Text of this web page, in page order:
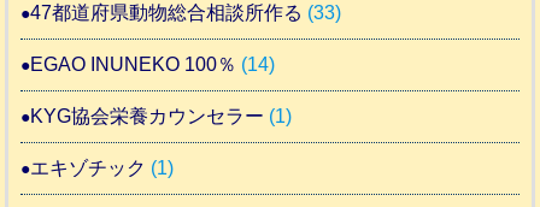
47都道府県動物総合相談所作る (33)
EGAO INUNEKO 100％ (14)
KYG協会栄養カウンセラー (1)
エキゾチック (1)